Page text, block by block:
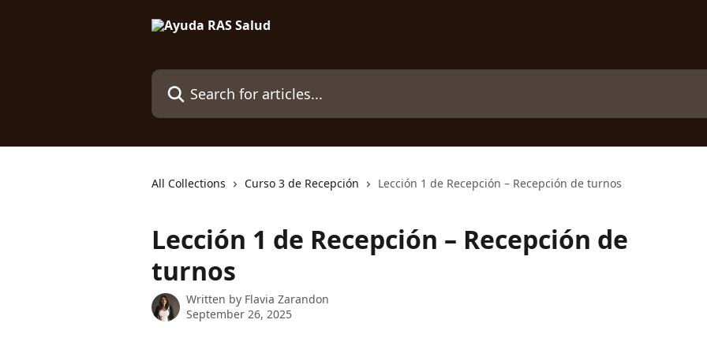
Search for articles...
All Collections Curso 3 de Recepción Lección 1 de Recepción – Recepción de turnos
Lección 1 de Recepción – Recepción de
turnos
Written by Flavia Zarandon
September 26, 2025